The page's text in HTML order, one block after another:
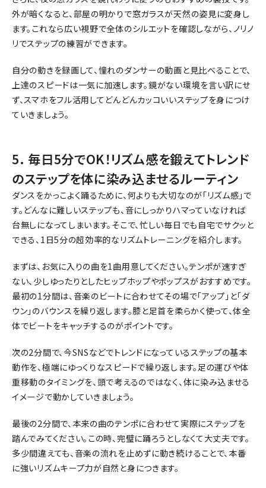
外が暗くなると、部屋の明かりで窓ガラスが天然の姿見に変身し
ます。これなら広い視野で全体のシルエットを確認しながら、ノリノ
リでステップの練習ができます。
自分の動きを録画して、憧れのダンサーの動画と見比べることで、
上達のスピードは一気に加速します。鏡がない環境を言い訳にせ
ず、スマホをフル活用してどんどんカッコいいステップを身につけ
ていきましょう。
5. 毎日5分でOK！リズム感を鍛えてトレンド
のステップを体に染み込ませるルーティン
ダンスをかっこよく踊るために、何よりも大切なのが「リズム感」で
す。どんなに難しいステップも、音にしっかりハマっていなければ
台無しになってしまいます。そこで、忙しい毎日でも自宅でサクッと
できる、1日5分の超効率的なリズムトレーニングを紹介します。
まずは、お気に入りの曲を1曲用意してください。テンポが速すぎ
ない、少しゆったりとしたヒップホップやポップスがおすすめです。
最初の1分間は、音楽のビートに合わせてその場で「アップ」と「ダ
ウン」のバウンスを繰り返します。膝と足首を柔らかく使って、体全
体でビートをキャッチするのがポイントです。
次の2分間で、今SNSなどでトレンドになっているステップの基本
動作を、極端にゆっくりなスピードで繰り返します。足の運びや体
重移動のタイミングを、頭で考えるのではなく、体に染み込ませる
イメージで動かしていきましょう。
最後の2分間で、本来の曲のテンポに合わせて実際にステップを
踏んでみてください。この時、完璧に踊ろうとしなくて大丈夫です。
多少間違えても、音楽の流れを止めずに動き続けることで、本番
に強いリズムキープ力が自然と身につきます。